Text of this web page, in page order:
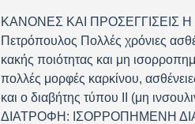
ΚΑΝΟΝΕΣ ΚΑΙ ΠΡΟΣΕΓΓΙΣΕΙΣ Η
Πετρόπουλος Πολλές χρόνιες
κακής ποιότητας και μη
πολλές μορφές καρκίνου,
και ο διαβήτης τύπου ΙΙ (μη
ΔΙΑΤΡΟΦΗ: ΙΣΟΡΡΟΠΗΜΕΝΗ